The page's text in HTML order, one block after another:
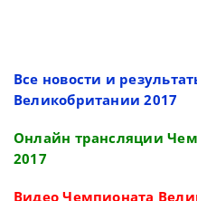
Все новости и
Великобритании 2017
Онлайн трансляции
2017
Видео Чемпионата